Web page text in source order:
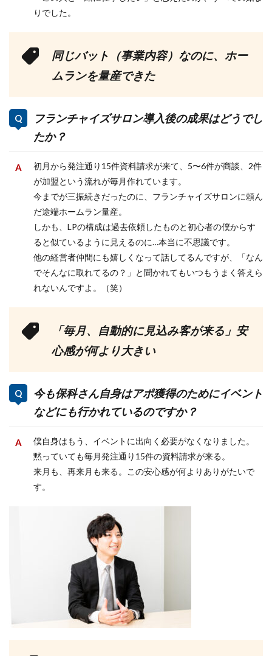
りでした。
同じバット（事業内容）なのに、ホー
ムランを量産できた
フランチャイズサロン導入後の成果はどうでし
たか？
初月から発注通り15件資料請求が来て、5〜6件が商談、2件
が加盟という流れが毎月作れています。
今までが三振続きだったのに、フランチャイズサロンに頼ん
だ途端ホームラン量産。
しかも、LPの構成は過去依頼したものと初心者の僕からす
ると似ているように見えるのに…本当に不思議です。
他の経営者仲間にも嬉しくなって話してるんですが、「なん
でそんなに取れてるの？」と聞かれてもいつもうまく答えら
れないんですよ。（笑）
「毎月、自動的に見込み客が来る」安
心感が何より大きい
今も保科さん自身はアポ獲得のためにイベント
などにも行かれているのですか？
僕自身はもう、イベントに出向く必要がなくなりました。
黙っていても毎月発注通り15件の資料請求が来る。
来月も、再来月も来る。この安心感が何よりありがたいで
す。